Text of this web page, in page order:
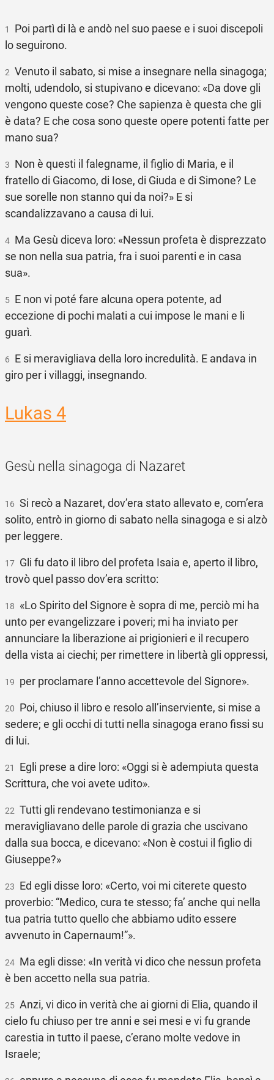
1
Poi partì di là e andò nel suo paese e i suoi discepoli
lo seguirono.
2 Venuto il sabato, si mise a insegnare nella sinagoga;
molti, udendolo, si stupivano e dicevano: «Da dove gli
vengono queste cose? Che sapienza è questa che gli
è data? E che cosa sono queste opere potenti fatte per
mano sua?
3 Non è questi il falegname, il figlio di Maria, e il
fratello di Giacomo, di Iose, di Giuda e di Simone? Le
sue sorelle non stanno qui da noi?» E si
scandalizzavano a causa di lui.
4 Ma Gesù diceva loro: «Nessun profeta è disprezzato
se non nella sua patria, fra i suoi parenti e in casa
sua».
5 E non vi poté fare alcuna opera potente, ad
eccezione di pochi malati a cui impose le mani e li
guarì.
6 E si meravigliava della loro incredulità. E andava in
giro per i villaggi, insegnando.
Lukas 4
Gesù nella sinagoga di Nazaret
16 Si recò a Nazaret, dov’era stato allevato e, com’era
solito, entrò in giorno di sabato nella sinagoga e si alzò
per leggere.
17 Gli fu dato il libro del profeta Isaia e, aperto il libro,
trovò quel passo dov’era scritto:
18 «Lo Spirito del Signore è sopra di me, perciò mi ha
unto per evangelizzare i poveri; mi ha inviato per
annunciare la liberazione ai prigionieri e il recupero
della vista ai ciechi; per rimettere in libertà gli oppressi,
19 per proclamare l’anno accettevole del Signore».
20 Poi, chiuso il libro e resolo all’inserviente, si mise a
sedere; e gli occhi di tutti nella sinagoga erano fissi su
di lui.
21
Egli prese a dire loro: «Oggi si è adempiuta questa
Scrittura, che voi avete udito».
22 Tutti gli rendevano testimonianza e si
meravigliavano delle parole di grazia che uscivano
dalla sua bocca, e dicevano: «Non è costui il figlio di
Giuseppe?»
23 Ed egli disse loro: «Certo, voi mi citerete questo
proverbio: “Medico, cura te stesso; fa’ anche qui nella
tua patria tutto quello che abbiamo udito essere
avvenuto in Capernaum!”».
24 Ma egli disse: «In verità vi dico che nessun profeta
è ben accetto nella sua patria.
25 Anzi, vi dico in verità che ai giorni di Elia, quando il
cielo fu chiuso per tre anni e sei mesi e vi fu grande
carestia in tutto il paese, c’erano molte vedove in
Israele;